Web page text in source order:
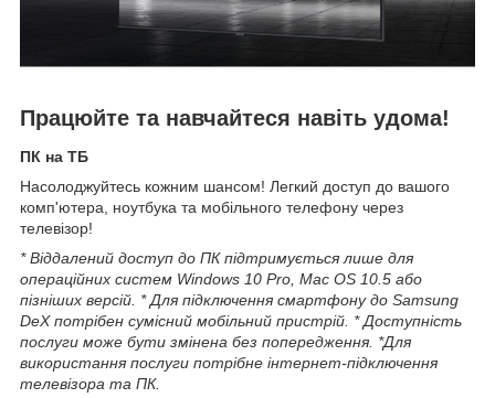
Працюйте та навчайтеся навіть удома!
ПК на ТБ
Насолоджуйтесь кожним шансом! Легкий доступ до вашого
комп'ютера, ноутбука та мобільного телефону через
телевізор!
* Віддалений доступ до ПК підтримується лише для
операційних систем Windows 10 Pro, Mac OS 10.5 або
пізніших версій. * Для підключення смартфону до Samsung
DeX потрібен сумісний мобільний пристрій. * Доступність
послуги може бути змінена без попередження. *Для
використання послуги потрібне інтернет-підключення
телевізора та ПК.